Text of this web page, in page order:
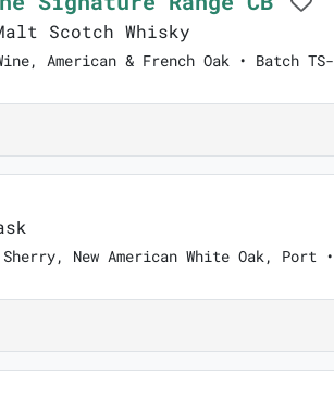
Scotch Whisky
American & French Oak • Batch TS-
New American White Oak, Port •